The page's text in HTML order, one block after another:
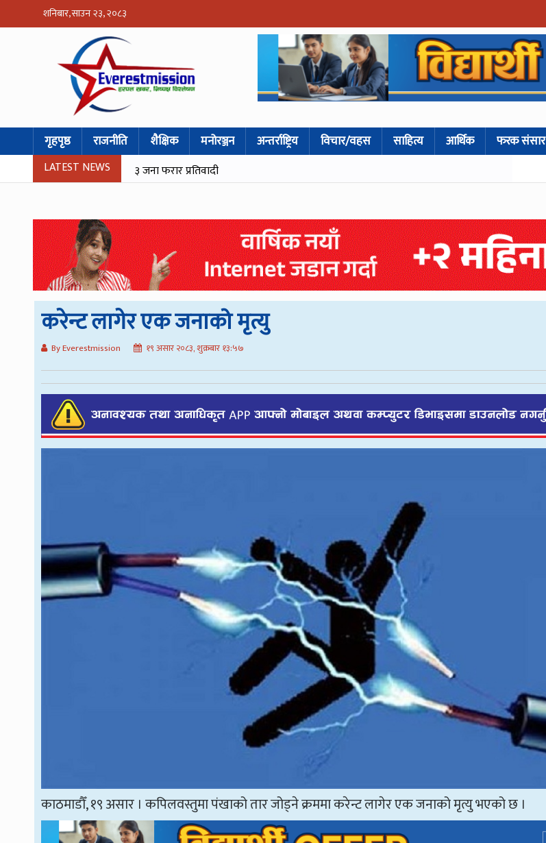
शनिबार, साउन २३, २०८३
गृहपृष्ठ राजनीति शैक्षिक मनोरञ्जन अन्तर्राष्ट्रिय विचार/वहस साहित्य आर्थिक फरक संसार
LATEST NEWS ३ जना फरार प्रतिवादी
करेन्ट लागेर एक जनाको मृत्यु
By Everestmission १९ असार २०८३, शुक्रबार १३:५७
काठमाडौँ, १९ असार । कपिलवस्तुमा पंखाको तार जोड्ने क्रममा करेन्ट लागेर एक जनाको मृत्यु भएको छ ।